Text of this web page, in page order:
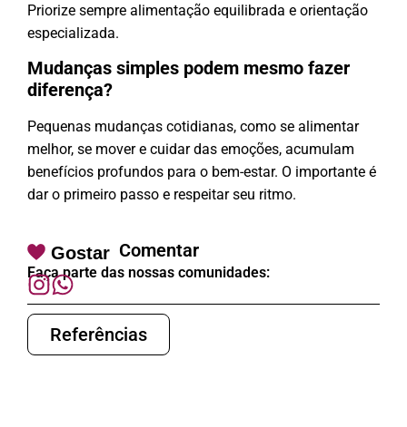
Priorize sempre alimentação equilibrada e orientação
especializada.
Mudanças simples podem mesmo fazer
diferença?
Pequenas mudanças cotidianas, como se alimentar
melhor, se mover e cuidar das emoções, acumulam
benefícios profundos para o bem-estar. O importante é
dar o primeiro passo e respeitar seu ritmo.
Gostar Comentar
Faça parte das nossas comunidades:
Referências